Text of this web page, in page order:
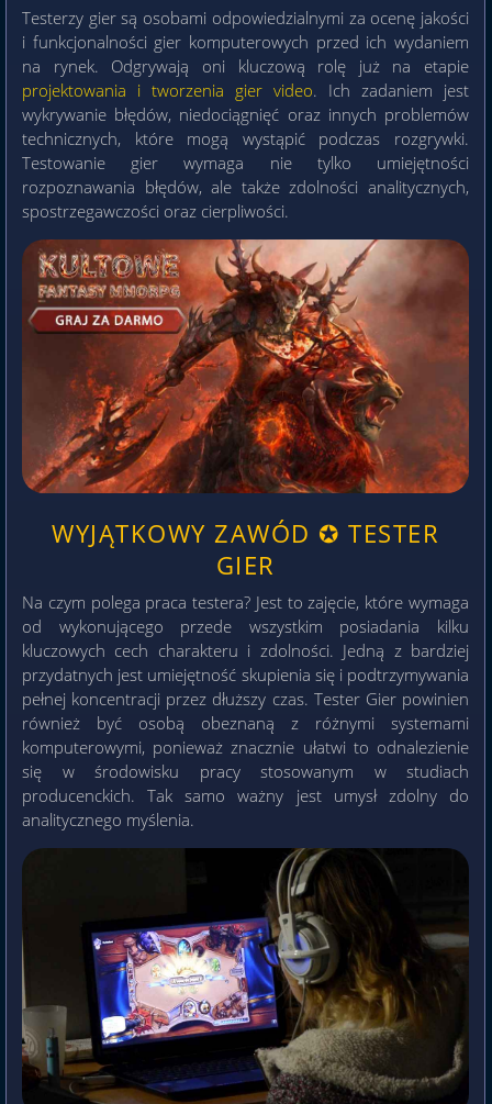
Testerzy gier są osobami odpowiedzialnymi za ocenę jakości
i funkcjonalności gier komputerowych przed ich wydaniem
na rynek. Odgrywają oni kluczową rolę już na etapie
projektowania i tworzenia gier video. Ich zadaniem jest
wykrywanie błędów, niedociągnięć oraz innych problemów
technicznych, które mogą wystąpić podczas rozgrywki.
Testowanie gier wymaga nie tylko umiejętności
rozpoznawania błędów, ale także zdolności analitycznych,
spostrzegawczości oraz cierpliwości.
WYJĄTKOWY ZAWÓD ✪ TESTER
GIER
Na czym polega praca testera? Jest to zajęcie, które wymaga
od wykonującego przede wszystkim posiadania kilku
kluczowych cech charakteru i zdolności. Jedną z bardziej
przydatnych jest umiejętność skupienia się i podtrzymywania
pełnej koncentracji przez dłuższy czas. Tester Gier powinien
również być osobą obeznaną z różnymi systemami
komputerowymi, ponieważ znacznie ułatwi to odnalezienie
się w środowisku pracy stosowanym w studiach
producenckich. Tak samo ważny jest umysł zdolny do
analitycznego myślenia.